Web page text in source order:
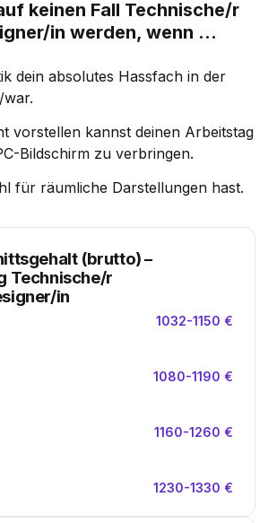
keinen Fall Technische/r
in werden, wenn …
dein absolutes Hassfach in der
war.
vorstellen kannst deinen Arbeitstag
Bildschirm zu verbringen.
für räumliche Darstellungen hast.
(brutto)–
Technische/r
in
1032-1150 €
1080-1190 €
1160-1260 €
1230-1330 €